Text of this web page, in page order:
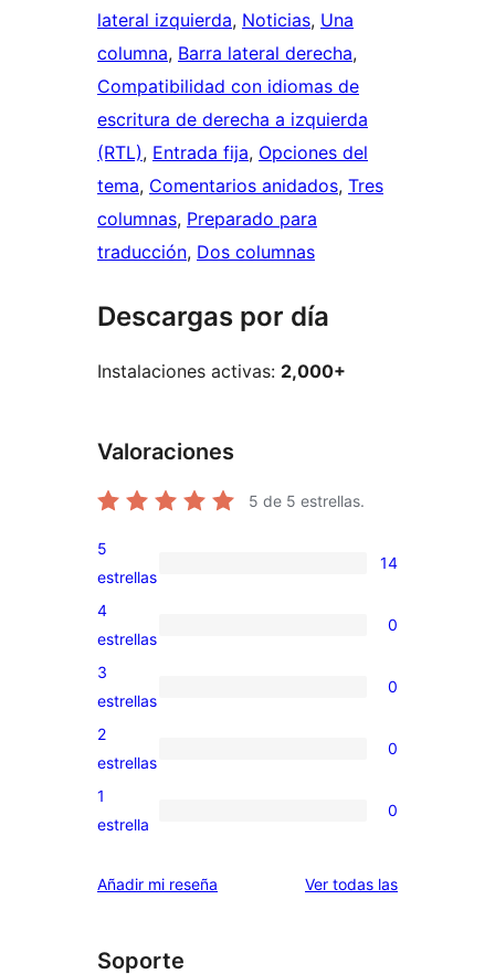
lateral izquierda, Noticias, Una
columna, Barra lateral derecha
Compatibilidad con idiomas de
escritura de derecha a izquierda
(RTL), Entrada fija, Opciones del
tema, Comentarios anidados, Tres
columnas, Preparado para
traducción, Dos columnas
Descargas por día
Instalaciones activas: 2,000+
Valoraciones
5 de 5 estrellas.
14
valoraciones
de
5
estrellas
14
0
valoraciones
de
4
estrellas
0
0
valoraciones
de
3
estrellas
0
0
valoraciones
de
estrellas
2
estrellas
0
0
de
1
estrella
0
Añadir mi reseña Ver todas lasvaloraciones
Soporte